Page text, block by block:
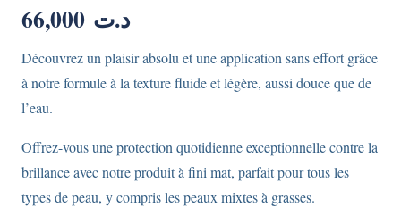
د.ت
Découvrez un plaisir absolu et une application sans effort grâce
à notre formule à la texture fluide et légère, aussi douce que de
l’eau.
Offrez-vous une protection quotidienne exceptionnelle contre la
brillance avec notre produit à fini mat, parfait pour tous les
types de peau, y compris les peaux mixtes à grasses.